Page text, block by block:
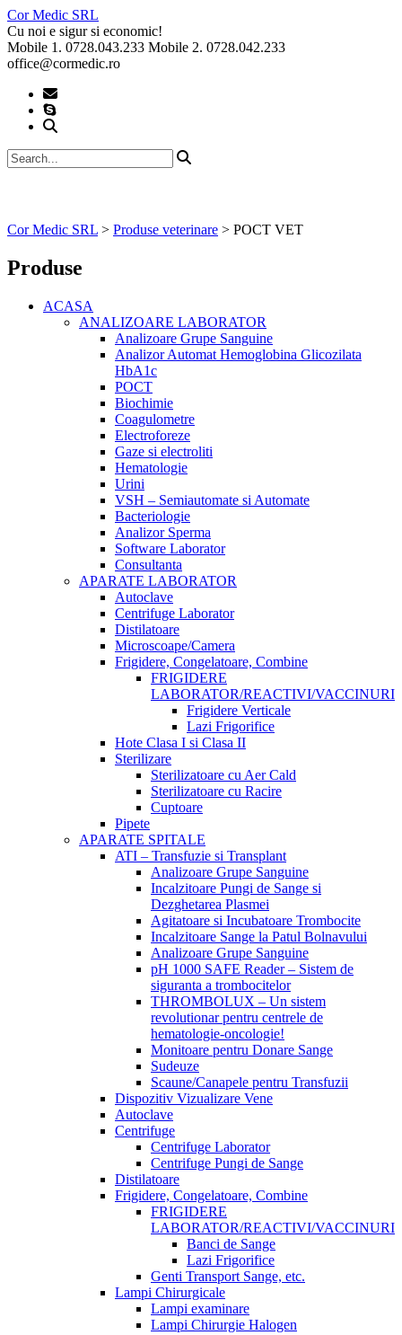
Skip
to
content
Cor Medic SRL
Cu noi e sigur si economic!
Mobile 1. 0728.043.233 Mobile 2. 0728.042.233
office@cormedic.ro
Cor Medic SRL > Produse veterinare > POCT VET
Produse
ACASA
ANALIZOARE LABORATOR
Analizoare Grupe Sanguine
Analizor Automat Hemoglobina Glicozilata
HbA1c
POCT
Biochimie
Coagulometre
Electroforeze
Gaze si electroliti
Hematologie
Urini
VSH – Semiautomate si Automate
Bacteriologie
Analizor Sperma
Software Laborator
Consultanta
APARATE LABORATOR
Autoclave
Centrifuge Laborator
Distilatoare
Microscoape/Camera
Frigidere, Congelatoare, Combine
FRIGIDERE
LABORATOR/REACTIVI/VACCINURI
Frigidere Verticale
Lazi Frigorifice
Hote Clasa I si Clasa II
Sterilizare
Sterilizatoare cu Aer Cald
Sterilizatoare cu Racire
Cuptoare
Pipete
APARATE SPITALE
ATI – Transfuzie si Transplant
Analizoare Grupe Sanguine
Incalzitoare Pungi de Sange si
Dezghetarea Plasmei
Agitatoare si Incubatoare Trombocite
Incalzitoare Sange la Patul Bolnavului
Analizoare Grupe Sanguine
pH 1000 SAFE Reader – Sistem de
siguranta a trombocitelor
THROMBOLUX – Un sistem
revolutionar pentru centrele de
hematologie-oncologie!
Monitoare pentru Donare Sange
Sudeuze
Scaune/Canapele pentru Transfuzii
Dispozitiv Vizualizare Vene
Autoclave
Centrifuge
Centrifuge Laborator
Centrifuge Pungi de Sange
Distilatoare
Frigidere, Congelatoare, Combine
FRIGIDERE
LABORATOR/REACTIVI/VACCINURI
Banci de Sange
Lazi Frigorifice
Genti Transport Sange, etc.
Lampi Chirurgicale
Lampi examinare
Lampi Chirurgie Halogen